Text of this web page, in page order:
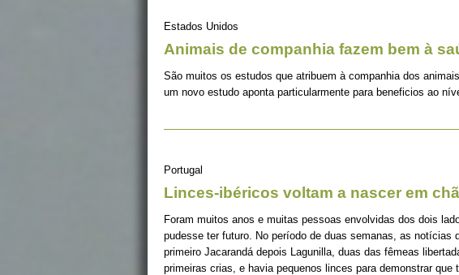
Estados Unidos
Animais de companhia fazem bem à
São muitos os estudos que atribuem à companhia dos
um novo estudo aponta particularmente para beneficios ao
Portugal
Linces-ibéricos voltam a nascer em
Foram muitos anos e muitas pessoas envolvidas dos dois
pudesse ter futuro. No período de duas semanas, as notícias
primeiro Jacarandá depois Lagunilla, duas das fêmeas
primeiras crias, e havia pequenos linces para demonstrar